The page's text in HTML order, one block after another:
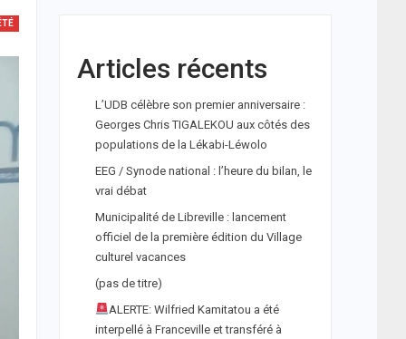
Articles récents
L’UDB célèbre son premier anniversaire :
Georges Chris TIGALEKOU aux côtés des
populations de la Lékabi-Léwolo
EEG / Synode national : l’heure du bilan, le
vrai débat
Municipalité de Libreville : lancement
officiel de la première édition du Village
culturel vacances
(pas de titre)
ALERTE: Wilfried Kamitatou a été
interpellé à Franceville et transféré à